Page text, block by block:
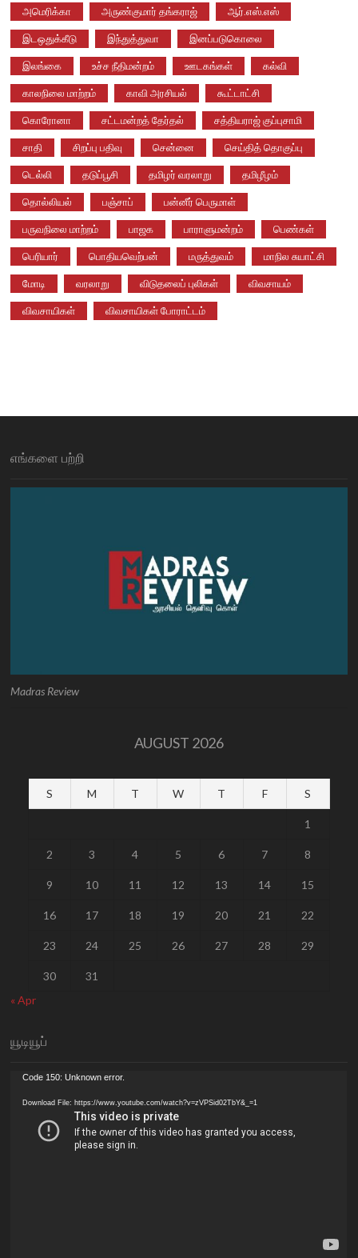
அமெரிக்கா அருண்குமார் தங்கராஜ் ஆர்.எஸ்.எஸ்
இடஒதுக்கீடு இந்துத்துவா இனப்படுகொலை
இலங்கை உச்ச நீதிமன்றம் ஊடகங்கள் கல்வி
காலநிலை மாற்றம் காவி அரசியல் கூட்டாட்சி
கொரோனா சட்டமன்றத் தேர்தல் சத்தியராஜ் குப்புசாமி
சாதி சிறப்பு பதிவு சென்னை செய்தித் தொகுப்பு
டெல்லி தடுப்பூசி தமிழர் வரலாறு தமிழீழம்
தொல்லியல் பஞ்சாப் பன்னீர் பெருமாள்
பருவநிலை மாற்றம் பாஜக பாராளுமன்றம் பெண்கள்
பெரியார் பொதியவெற்பன் மருத்துவம் மாநில சுயாட்சி
மோடி வரலாறு விடுதலைப் புலிகள் விவசாயம்
விவசாயிகள் விவசாயிகள் போராட்டம்
எங்களை பற்றி
Madras Review
AUGUST 2026
S M T W T F S
1
2 3 4 5 6 7 8
9 10 11 12 13 14 15
16 17 18 19 20 21 22
23 24 25 26 27 28 29
30
31
« Apr
யூடியூப்
Video
Code 150: Unknown error.
Download File: https://www.youtube.com/watch?v=zVPSid02TbY&_=1